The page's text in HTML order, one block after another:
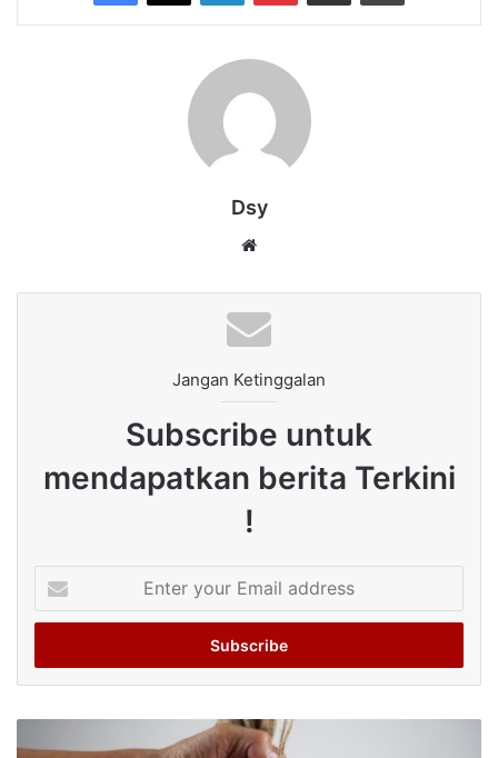
Dsy
Jangan Ketinggalan
Subscribe untuk
mendapatkan berita Terkini
!
your
Email